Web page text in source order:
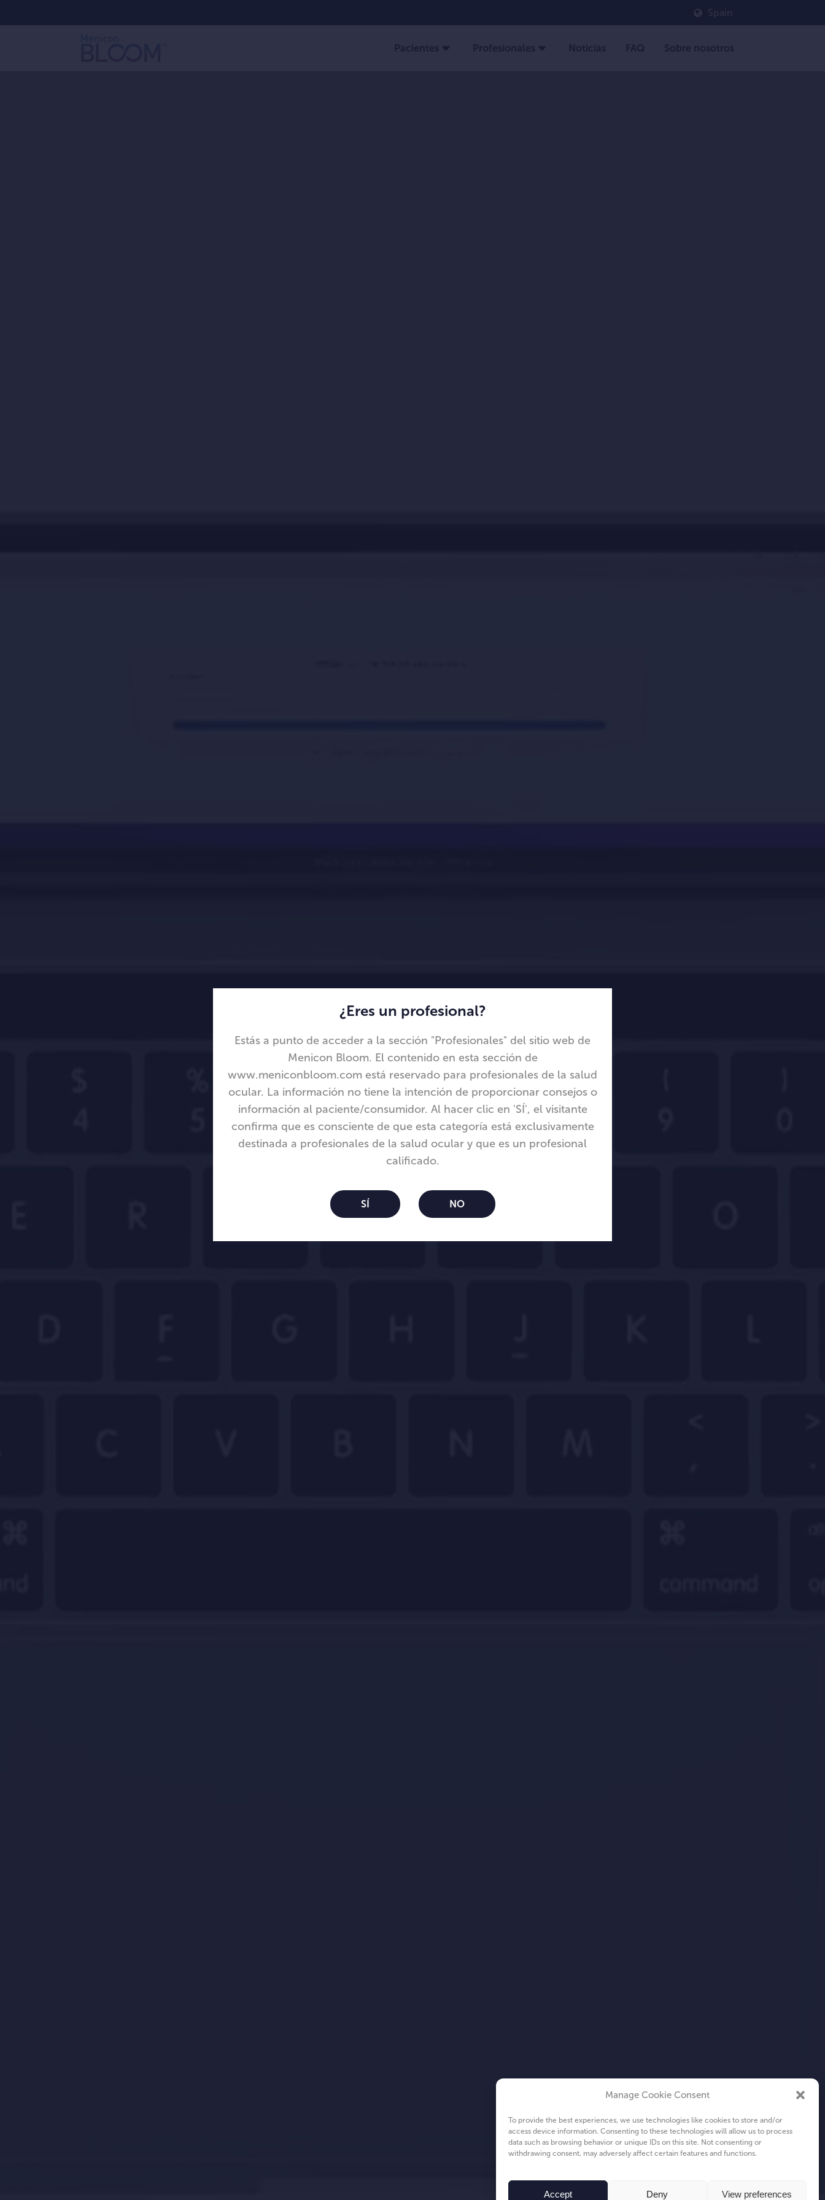
¿Eres un profesional?
Estás a punto de acceder a la sección "Profesionales" del sitio web de
Menicon Bloom. El contenido en esta sección de
www.meniconbloom.com está reservado para profesionales de la salud
ocular. La información no tiene la intención de proporcionar consejos o
información al paciente/consumidor. Al hacer clic en 'SÍ', el visitante
confirma que es consciente de que esta categoría está exclusivamente
destinada a profesionales de la salud ocular y que es un profesional
calificado.
SÍ NO
Manage Cookie Consent
To provide the best experiences, we use technologies like cookies to store and/or
access device information. Consenting to these technologies will allow us to process
data such as browsing behavior or unique IDs on this site. Not consenting or
withdrawing consent, may adversely affect certain features and functions.
Accept Deny View preferences
Spain
Pacientes Profesionales Noticias FAQ Sobre nosotros
Menicon Bloom™ Easyfit